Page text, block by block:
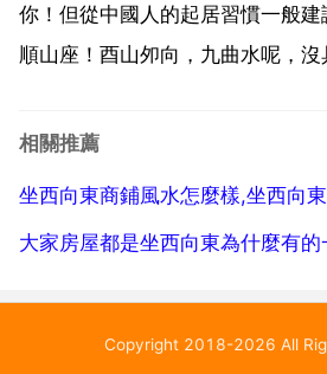
在 地區，...
你！但從中國人的起居習慣一般
順山座！酉山夘向，九曲水呢，
推崇的金鎖玉關派風水原理 乙個
相關推薦
Copyright 2018-2026 All